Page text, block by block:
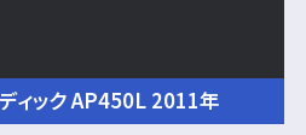
ィック AP450L 2011年